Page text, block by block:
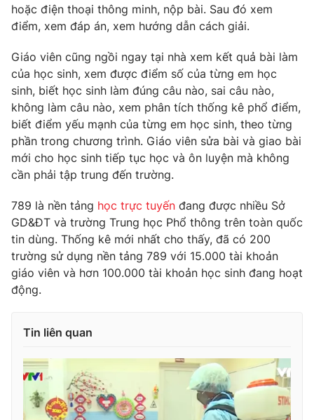
Thị trường
Lịch phát sóng
Chuyên mục khác
Emagazine Podcast
Photo Infographic
Video Shorts video
VTV Money VTV Thể thao
VTV Sức khoẻ Bất động sản
Thị trường 24h
VTV4
VTV9 VTV8
Liên hệ tòa soạn English
hoặc điện thoại thông minh, nộp bài. Sau đó xem
điểm, xem đáp án, xem hướng dẫn cách giải.
Giáo viên cũng ngồi ngay tại nhà xem kết quả bài làm
của học sinh, xem được điểm số của từng em học
sinh, biết học sinh làm đúng câu nào, sai câu nào,
không làm câu nào, xem phân tích thống kê phổ điểm,
biết điểm yếu mạnh của từng em học sinh, theo từng
phần trong chương trình. Giáo viên sửa bài và giao bài
mới cho học sinh tiếp tục học và ôn luyện mà không
cần phải tập trung đến trường.
789 là nền tảng học trực tuyến đang được nhiều Sở
GD&ĐT và trường Trung học Phổ thông trên toàn quốc
tin dùng. Thống kê mới nhất cho thấy, đã có 200
trường sử dụng nền tảng 789 với 15.000 tài khoản
giáo viên và hơn 100.000 tài khoản học sinh đang hoạt
động.
Tin liên quan